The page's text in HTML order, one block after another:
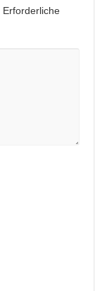
Erforderliche